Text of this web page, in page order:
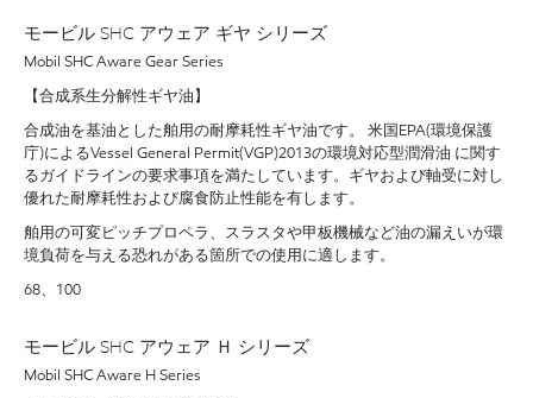
モービル SHC アウェア ギヤ シリーズ
Mobil SHC Aware Gear Series
【合成系生分解性ギヤ油】
合成油を基油とした舶用の耐摩耗性ギヤ油です。 米国EPA(環境保護
庁)によるVessel General Permit(VGP)2013の環境対応型潤滑油 に関す
るガイドラインの要求事項を満たしています。ギヤおよび軸受に対し
優れた耐摩耗性および腐食防止性能を有します。
舶用の可変ピッチプロペラ、スラスタや甲板機械など油の漏えいが環
境負荷を与える恐れがある箇所での使用に適します。
68、100
モービル SHC アウェア Ｈ シリーズ
Mobil SHC Aware H Series